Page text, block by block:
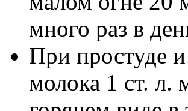
много раз в
При простуде и
молока 1 ст. л.